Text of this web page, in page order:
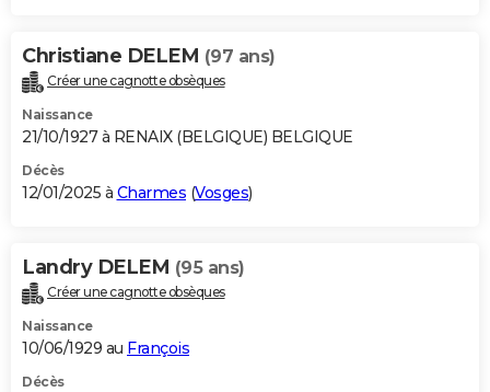
Bricolage
Lifestyle
Culture
Sport
Auto
Television
Voyage
Cinema
Christiane DELEM (97 ans)
Créer une cagnotte obsèques
Naissance
21/10/1927 à RENAIX (BELGIQUE) BELGIQUE
Décès
12/01/2025 à Charmes (Vosges)
Landry DELEM (95 ans)
Créer une cagnotte obsèques
Naissance
10/06/1929 au François
Décès